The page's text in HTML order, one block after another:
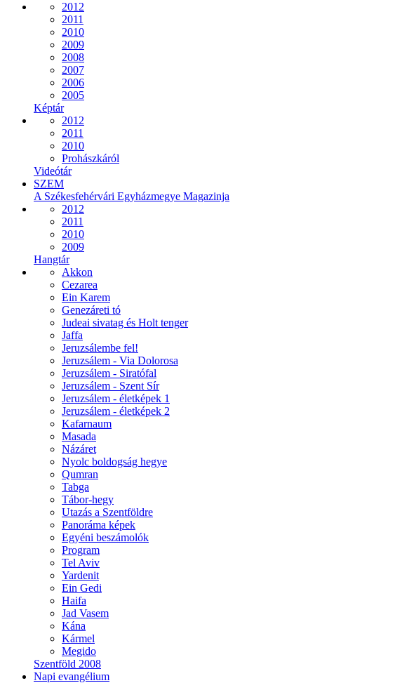
2012
2011
2010
2009
2008
2007
2006
2005
Képtár
2012
2011
2010
Prohászkáról
Videótár
SZEM
A Székesfehérvári Egyházmegye Magazinja
2012
2011
2010
2009
Hangtár
Akkon
Cezarea
Ein Karem
Genezáreti tó
Judeai sivatag és Holt tenger
Jaffa
Jeruzsálembe fel!
Jeruzsálem - Via Dolorosa
Jeruzsálem - Siratófal
Jeruzsálem - Szent Sír
Jeruzsálem - életképek 1
Jeruzsálem - életképek 2
Kafarnaum
Masada
Názáret
Nyolc boldogság hegye
Qumran
Tabga
Tábor-hegy
Utazás a Szentföldre
Panoráma képek
Egyéni beszámolók
Program
Tel Aviv
Yardenit
Ein Gedi
Haifa
Jad Vasem
Kána
Kármel
Megido
Szentföld 2008
Napi evangélium